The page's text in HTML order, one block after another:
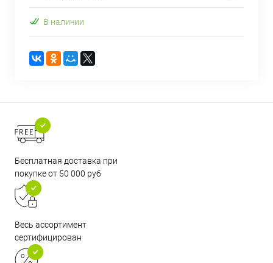
В наличии
Бесплатная доставка при
покупке от 50 000 руб
Весь ассортимент
сертифицирован